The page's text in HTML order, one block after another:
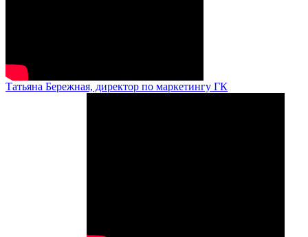
Татьяна Бережная, директор по маркетингу ГК